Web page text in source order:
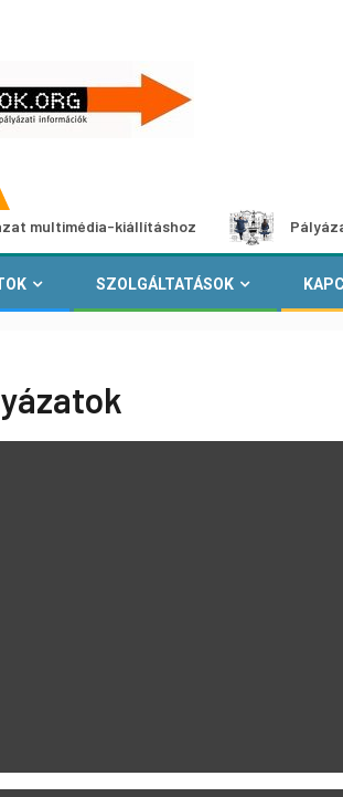
kiállításhoz Pályázat a
SZOLGÁLTATÁSOK